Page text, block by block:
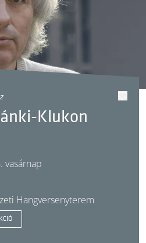
Klukon
vasárnap
Hangversenyterem